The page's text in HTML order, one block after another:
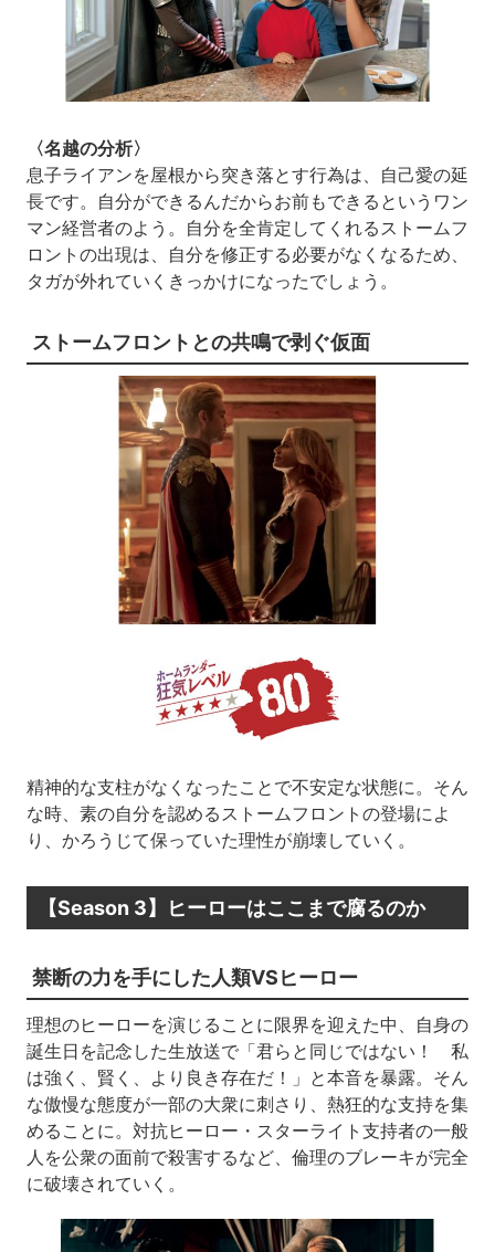
〈名越の分析〉
息子ライアンを屋根から突き落とす行為は、自己愛の延
長です。自分ができるんだからお前もできるというワン
マン経営者のよう。自分を全肯定してくれるストームフ
ロントの出現は、自分を修正する必要がなくなるため、
タガが外れていくきっかけになったでしょう。
ストームフロントとの共鳴で剥ぐ仮面
精神的な支柱がなくなったことで不安定な状態に。そん
な時、素の自分を認めるストームフロントの登場によ
り、かろうじて保っていた理性が崩壊していく。
【Season 3】ヒーローはここまで腐るのか
禁断の力を手にした人類VSヒーロー
理想のヒーローを演じることに限界を迎えた中、自身の
誕生日を記念した生放送で「君らと同じではない！ 私
は強く、賢く、より良き存在だ！」と本音を暴露。そん
な傲慢な態度が一部の大衆に刺さり、熱狂的な支持を集
めることに。対抗ヒーロー・スターライト支持者の一般
人を公衆の面前で殺害するなど、倫理のブレーキが完全
に破壊されていく。